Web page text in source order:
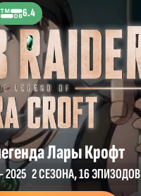
6.4
Лары Крофт
2025 2 СЕЗОНА, 16 ЭПИЗОДОВ